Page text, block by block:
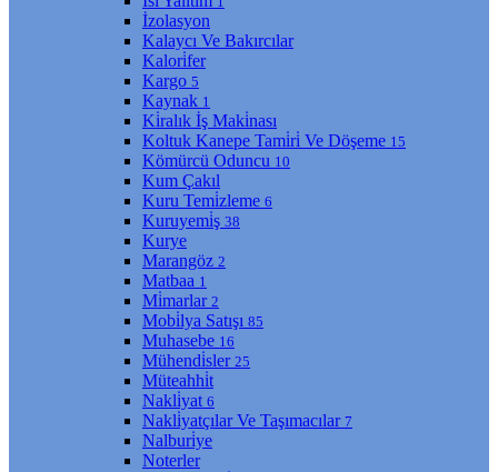
İzolasyon
Kalaycı Ve Bakırcılar
Kalori̇fer
Kargo 5
Kaynak 1
Ki̇ralık İş Maki̇nası
Koltuk Kanepe Tami̇ri̇ Ve Döşeme 15
Kömürcü Oduncu 10
Kum Çakıl
Kuru Temi̇zleme 6
Kuruyemi̇ş 38
Kurye
Marangöz 2
Matbaa 1
Mi̇marlar 2
Mobi̇lya Satışı 85
Muhasebe 16
Mühendi̇sler 25
Müteahhi̇t
Nakli̇yat 6
Nakli̇yatçılar Ve Taşımacılar 7
Nalburi̇ye
Noterler